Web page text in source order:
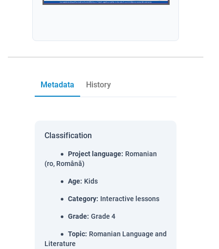
Metadata History
Classification
Project language: Romanian
(ro, Română)
Age: Kids
Category: Interactive lessons
Grade: Grade 4
Topic: Romanian Language and
Literature